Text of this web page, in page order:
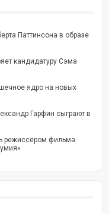
Паттинсона в образе
кандидатуру Сэма
ядро на новых
Гарфин сыграют в
режиссёром фильма